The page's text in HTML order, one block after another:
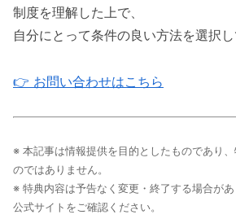
制度を理解した上で、
自分にとって条件の良い方法を選択し
👉 お問い合わせはこちら
※ 本記事は情報提供を目的としたものであり
のではありません。
※ 特典内容は予告なく変更・終了する場合が
公式サイトをご確認ください。